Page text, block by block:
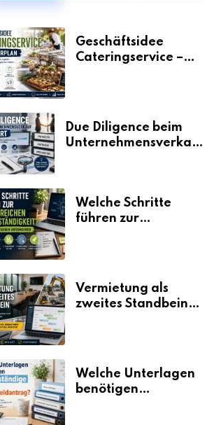
Geschäftsidee
Cateringservice –
Due Diligence beim
Unternehmensverkauf
Welche Schritte
führen zur
Vermietung als
zweites Standbein:
Umsätze machen
Welche Unterlagen
benötigen